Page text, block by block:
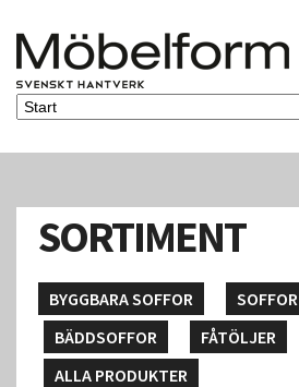
SORTIMENT
BYGGBARA SOFFOR
SOFFOR
BÄDDSOFFOR
FÅTÖLJER
ALLA PRODUKTER